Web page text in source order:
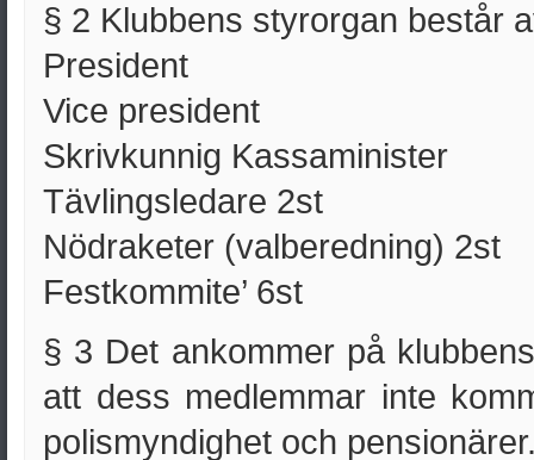
§ 2 Klubbens styrorgan består
President
Vice president
Skrivkunnig Kassaminister
Tävlingsledare 2st
Nödraketer (valberedning) 2st
§ 3 Det ankommer på
att dess medlemmar inte
polismyndighet och